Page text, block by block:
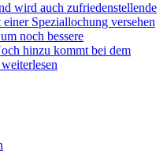
wird auch zufriedenstellende
Speziallochung versehen
noch bessere
hinzu kommt bei dem
weiterlesen